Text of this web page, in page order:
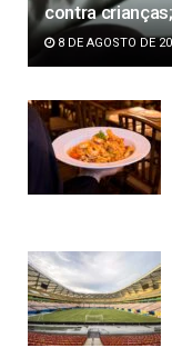
contra
8 DE AGOSTO DE